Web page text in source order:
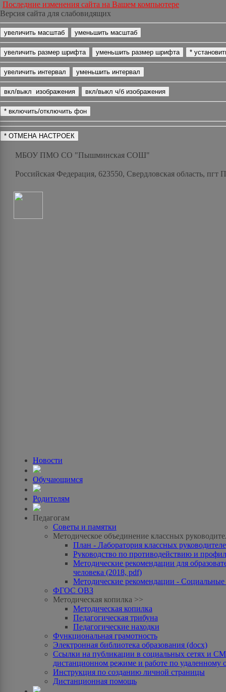
Последние изменения сайта на Вашем компьютере
Версия сайта для слабовидящих
МБОУ ПМО СО "Пышминская СОШ"
Российская Федерация, 623550, Свердловская область,
Новости
Обучающимся
Родителям
Педагогам
Советы и памятки
Методическое объединение классных
План - Лаборатория классных
Руководство по противодействию и
Методические рекомендации для
человека (2018, pdf)
Методические рекомендации -
ФГОС ОВЗ
Методическая копилка >>
Методическая копилка
Педагогическая трибуна
Педагогические находки
Функциональная грамотность
Электронная библиотека образования (docx)
Ссылки на публикации в социальных сетях и
дистанционном режиме и работе по удаленному
Инструкция по созданию личной страницы
Дистанционная помощь